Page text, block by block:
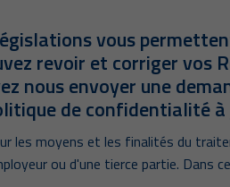
vous
revoir et corriger vos
nous envoyer une
de confidentialité à
les moyens et les finalités du
ou d'une tierce partie. Dans